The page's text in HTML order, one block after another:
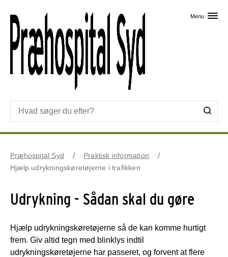
Menu
Præhospital Syd
Praktisk information
Hjælp udrykningskøretøjerne i trafikken
Udrykning - Sådan skal du gøre
Hjælp udrykningskøretøjerne så de kan komme hurtigt
frem. Giv altid tegn med blinklys indtil
udrykningskøretøjerne har passeret, og forvent at flere